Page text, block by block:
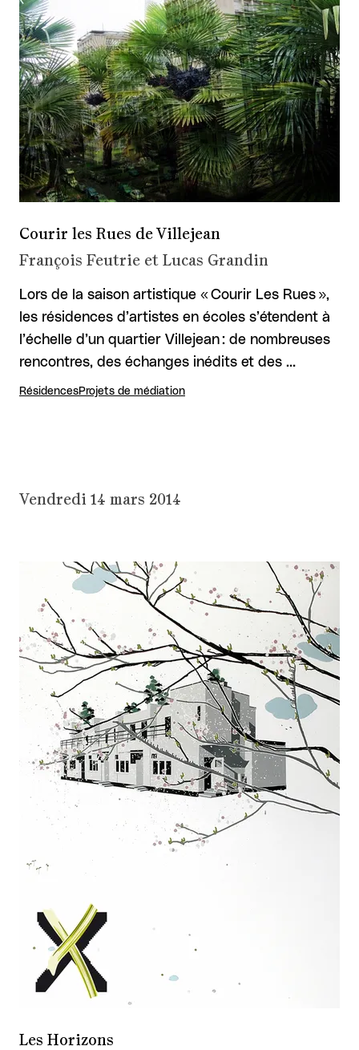
Courir les Rues de Villejean
François Feutrie et Lucas Grandin
Lors de la saison artistique « Courir Les Rues »,
les résidences d’artistes en écoles s’étendent à
l’échelle d’un quartier Villejean : de nombreuses
rencontres, des échanges inédits et des …
RésidencesProjets de médiation
Vendredi 14 mars 2014
Les Horizons